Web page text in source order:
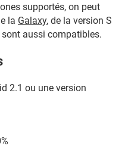
supportés, on peut
la Galaxy, de la version S
aussi compatibles.
2.1 ou une version